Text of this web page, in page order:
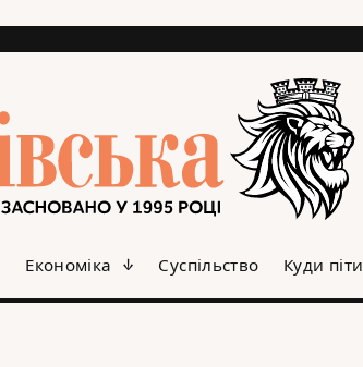
Економіка Суспільство Куди піти